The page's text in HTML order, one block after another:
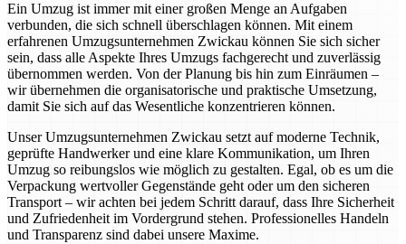
Ein Umzug ist immer mit einer großen Menge an Aufgaben
verbunden, die sich schnell überschlagen können. Mit einem
erfahrenen Umzugsunternehmen Zwickau können Sie sich sicher
sein, dass alle Aspekte Ihres Umzugs fachgerecht und zuverlässig
übernommen werden. Von der Planung bis hin zum Einräumen –
wir übernehmen die organisatorische und praktische Umsetzung,
damit Sie sich auf das Wesentliche konzentrieren können.
Unser Umzugsunternehmen Zwickau setzt auf moderne Technik,
geprüfte Handwerker und eine klare Kommunikation, um Ihren
Umzug so reibungslos wie möglich zu gestalten. Egal, ob es um die
Verpackung wertvoller Gegenstände geht oder um den sicheren
Transport – wir achten bei jedem Schritt darauf, dass Ihre Sicherheit
und Zufriedenheit im Vordergrund stehen. Professionelles Handeln
und Transparenz sind dabei unsere Maxime.